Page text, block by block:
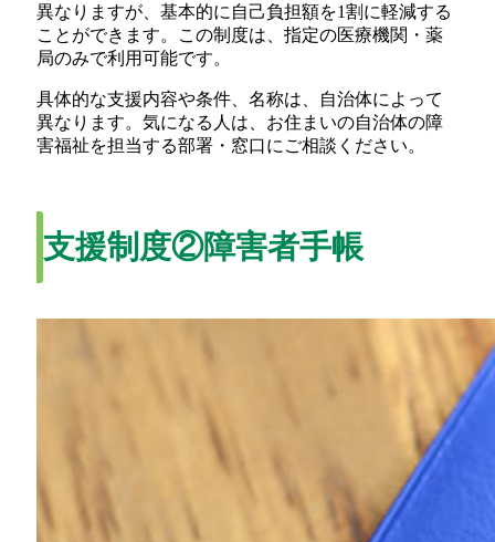
異なりますが、基本的に自己負担額を1割に軽減する
ことができます。この制度は、指定の医療機関・薬
局のみで利用可能です。
具体的な支援内容や条件、名称は、自治体によって
異なります。気になる人は、お住まいの自治体の障
害福祉を担当する部署・窓口にご相談ください。
支援制度②障害者手帳